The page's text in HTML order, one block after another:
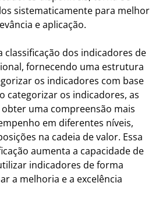
sistematicamente para melhor
e aplicação.
classificação dos indicadores de
fornecendo uma estrutura
os indicadores com base
categorizar os indicadores, as
uma compreensão mais
em diferentes níveis,
na cadeia de valor. Essa
aumenta a capacidade de
indicadores de forma
a melhoria e a excelência